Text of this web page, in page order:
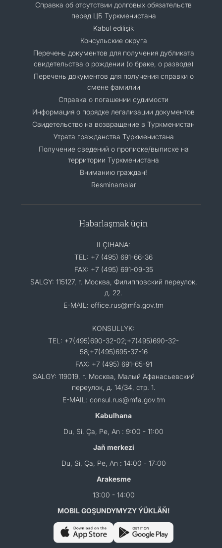
Справка об отсутствии долговых обязательств
перед ЦБ Туркменистана
Kabul edilişik
Консульские округа
Перечень документов для получения дубликата
свидетельства о рождении (о браке, о разводе)
Перечень документов для получения справки о
смене фамилии
Справка о погашении судимости
Информация о порядке легализации документов
Cвидетельство на возвращение в Туркменистан
Утрата гражданства Туркменистана
Получение сведений о прописке/выписке на
территории Туркменистана
Вниманию граждан!
Resminamalar
Habarlaşmak üçin
ILÇIHANA:
TEL: +7 (495) 691-66-36
FAX: +7 (495) 691-09-35
SALGY: 115127, г. Москва, Филипповский переулок,
д. 22.
E-MAIL: office.rus@mfa.gov.tm
KONSULLYK:
TEL: +7(495)690-32-02;+7(495)690-32-
58;+7(495)695-37-16
FAX: +7 (495) 691-65-91
SALGY: 119019, г. Москва, Малый Афанасьевский
переулок, д. 14/34, стр. 1.
E-MAIL: consul.rus@mfa.gov.tm
Kabulhana
Du, Si, Ça, Pe, An : 9:00 - 11:00
Jaň merkezi
Du, Si, Ça, Pe, An : 14:00 - 17:00
Arakesme
13:00 - 14:00
MOBIL GOŞUNDYMYZY ÝÜKLÄŇ!